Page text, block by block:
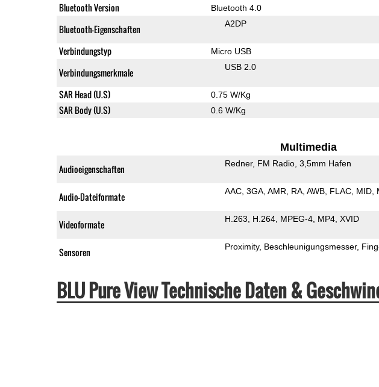
Bluetooth Version Bluetooth 4.0
Bluetooth-Eigenschaften A2DP
Verbindungstyp Micro USB
Verbindungsmerkmale USB 2.0
SAR Head (U.S) 0.75 W/Kg
SAR Body (U.S) 0.6 W/Kg
Multimedia
Audioeigenschaften Redner FM Radio 3,5mm Hafen
Audio-Dateiformate AAC 3GA AMR RA AWB FLAC MID
Videoformate H.263 H.264 MPEG-4 MP4 XVID
Sensoren Proximity Beschleunigungsmesser
BLU Pure View Technische Daten &